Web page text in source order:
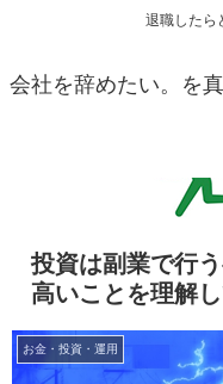
退職したら
会社を辞めたい。を
投資は副業で行
高いことを理解
お金・投資・運用